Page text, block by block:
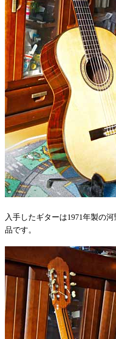
入手したギターは1971年製の
品です。